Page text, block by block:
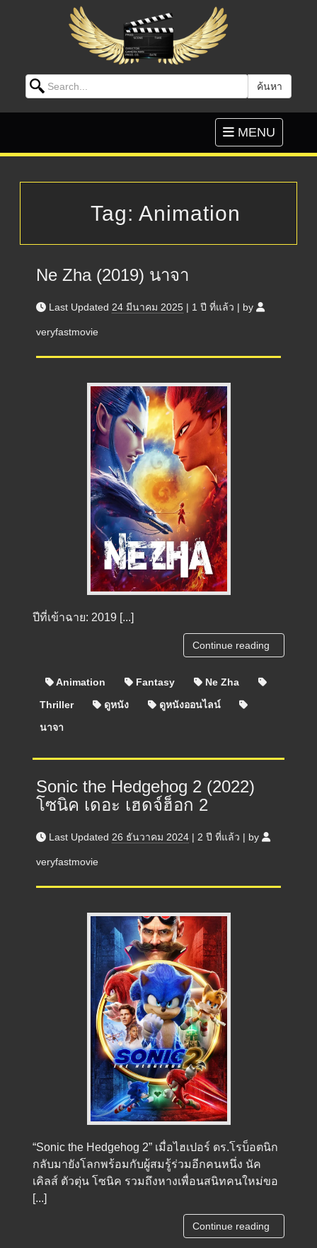
Search for: ค้นหา
Toggle
navigation
MENU
Tag: Animation
Ne Zha (2019) นาจา
Last Updated 24 มีนาคม 2025 | 1 ปี ที่แล้ว | by
veryfastmovie
ปีที่เข้าฉาย: 2019 [...]
Continue reading
Animation Fantasy
Ne Zha
Thriller
ดูหนัง
ดูหนังออนไลน์
นาจา
Sonic the Hedgehog 2 (2022)
โซนิค เดอะ เฮดจ์ฮ็อก 2
Last Updated 26 ธันวาคม 2024 | 2 ปี ที่แล้ว | by
veryfastmovie
“Sonic the Hedgehog 2” เมื่อไฮเปอร์ ดร.โรบ็อตนิก
กลับมายังโลกพร้อมกับผู้สมรู้ร่วมอีกคนหนึ่ง นัค
เคิลส์ ตัวตุ่น โซนิค รวมถึงหางเพื่อนสนิทคนใหม่ขอ
[...]
Continue reading